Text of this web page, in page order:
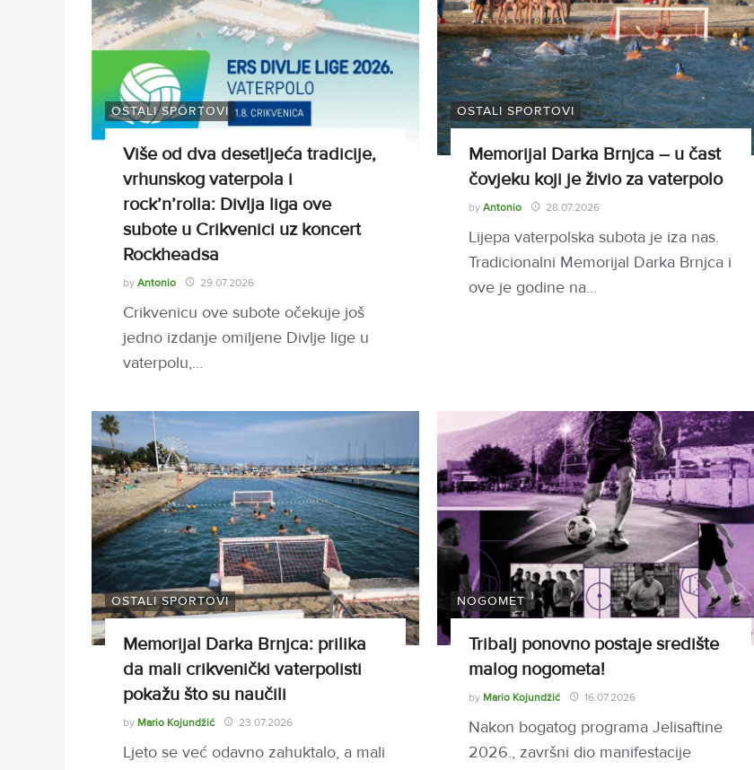
OSTALI SPORTOVI
Više od dva desetljeća tradicije,
vrhunskog vaterpola i
rock’n’rolla: Divlja liga ove
subote u Crikvenici uz koncert
Rockheadsa
by Antonio 29.07.2026
Crikvenicu ove subote očekuje još
jedno izdanje omiljene Divlje lige u
vaterpolu,…
OSTALI SPORTOVI
Memorijal Darka Brnjca – u čast
čovjeku koji je živio za vaterpolo
by Antonio 28.07.2026
Lijepa vaterpolska subota je iza nas.
Tradicionalni Memorijal Darka Brnjca i
ove je godine na…
OSTALI SPORTOVI
Memorijal Darka Brnjca: prilika
da mali crikvenički vaterpolisti
pokažu što su naučili
by Mario Kojundžić 23.07.2026
Ljeto se već odavno zahuktalo, a mali
NOGOMET
Tribalj ponovno postaje središte
malog nogometa!
by Mario Kojundžić 16.07.2026
Nakon bogatog programa Jelisaftine
2026., završni dio manifestacije